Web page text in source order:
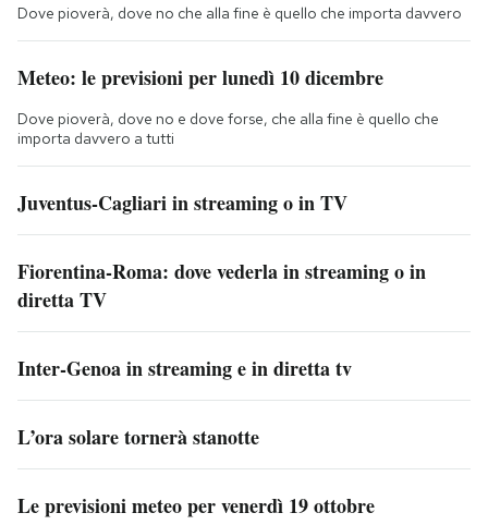
Dove pioverà, dove no che alla fine è quello che importa davvero
Meteo: le previsioni per lunedì 10 dicembre
Dove pioverà, dove no e dove forse, che alla fine è quello che
importa davvero a tutti
Juventus-Cagliari in streaming o in TV
Fiorentina-Roma: dove vederla in streaming o in
diretta TV
Inter-Genoa in streaming e in diretta tv
L’ora solare tornerà stanotte
Le previsioni meteo per venerdì 19 ottobre